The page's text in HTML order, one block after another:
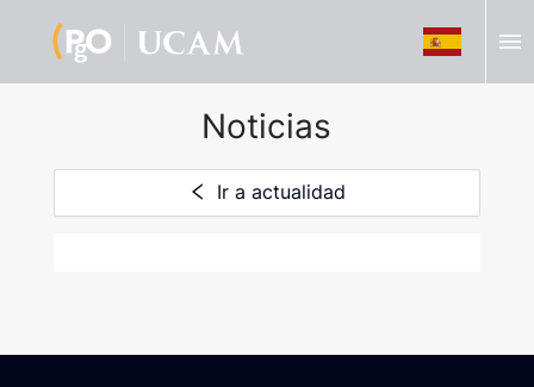
menu
Noticias
Ir a actualidad